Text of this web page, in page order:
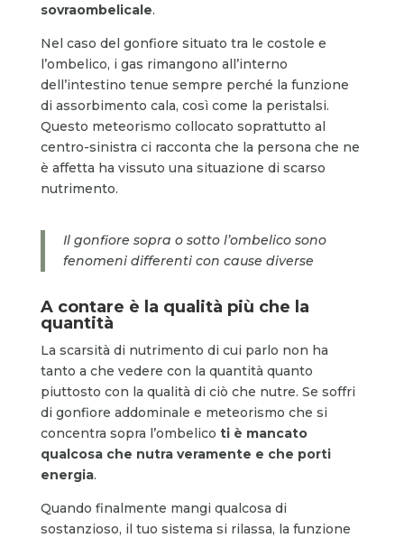
sovraombelicale.
Nel caso del gonfiore situato tra le costole e
l’ombelico, i gas rimangono all’interno
dell’intestino tenue sempre perché la funzione
di assorbimento cala, così come la peristalsi.
Questo meteorismo collocato soprattutto al
centro-sinistra ci racconta che la persona che ne
è affetta ha vissuto una situazione di scarso
nutrimento.
Il gonfiore sopra o sotto l’ombelico sono
fenomeni differenti con cause diverse
A contare è la qualità più che la
quantità
La scarsità di nutrimento di cui parlo non ha
tanto a che vedere con la quantità quanto
piuttosto con la qualità di ciò che nutre. Se soffri
di gonfiore addominale e meteorismo che si
concentra sopra l’ombelico ti è mancato
qualcosa che nutra veramente e che porti
energia.
Quando finalmente mangi qualcosa di
sostanzioso, il tuo sistema si rilassa, la funzione